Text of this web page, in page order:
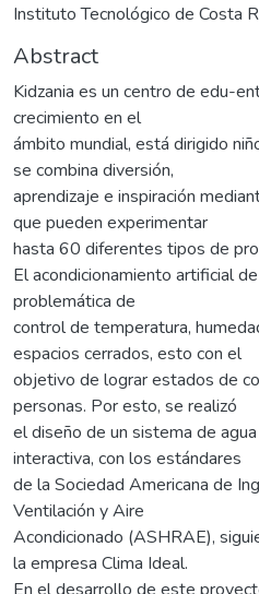
Instituto Tecnológico de Costa
Abstract
Kidzania es un centro de edu-
crecimiento en el
ámbito mundial, está dirigido
se combina diversión,
aprendizaje e inspiración
que pueden experimentar
hasta 60 diferentes tipos de
El acondicionamiento artificial
problemática de
control de temperatura,
espacios cerrados, esto con el
objetivo de lograr estados de
personas. Por esto, se realizó
el diseño de un sistema de
interactiva, con los estándares
de la Sociedad Americana de
Ventilación y Aire
Acondicionado (ASHRAE),
la empresa Clima Ideal.